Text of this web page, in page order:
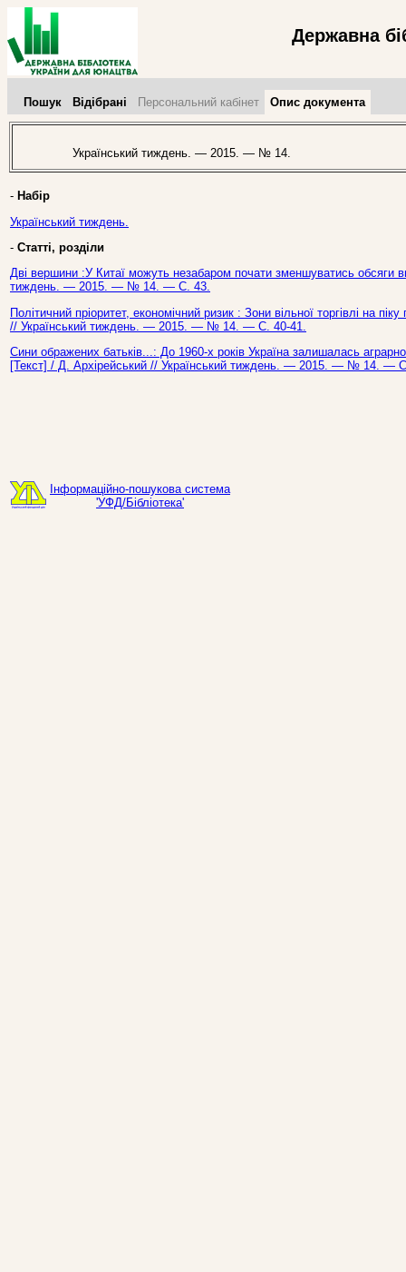
Державна
Пошук Відібрані Персональний кабінет Опис документа
Український тиждень. — 2015. — № 14.
- Набір
Український тиждень.
- Статті, розділи
Дві вершини :У Китаї можуть незабаром почати зменшуватись обсяги
тиждень. — 2015. — № 14. — С. 43.
Політичний пріоритет, економічний ризик : Зони вільної торгівлі на
// Український тиждень. — 2015. — № 14. — С. 40-41.
Сини ображених батьків...: До 1960-х років Україна залишалась
[Текст] / Д. Архірейський // Український тиждень. — 2015. — № 14. —
Інформаційно-пошукова система
'УФД/Бібліотека'